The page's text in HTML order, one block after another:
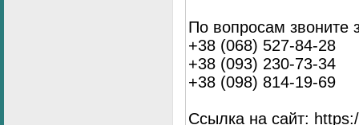
По вопросам звоните
+38 (068) 527-84-28
+38 (093) 230-73-34
+38 (098) 814-19-69
Ссылка на сайт: